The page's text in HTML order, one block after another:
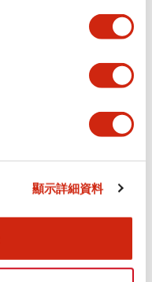
顯示詳細資料